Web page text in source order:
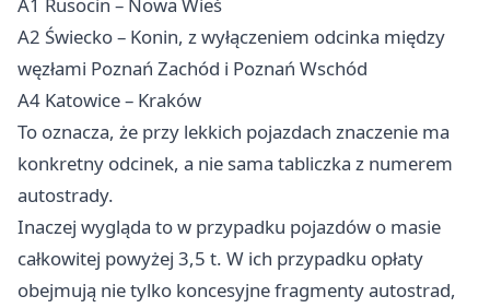
A1 Rusocin – Nowa Wieś
A2 Świecko – Konin, z wyłączeniem odcinka między
węzłami Poznań Zachód i Poznań Wschód
A4 Katowice – Kraków
To oznacza, że przy lekkich pojazdach znaczenie ma
konkretny odcinek, a nie sama tabliczka z numerem
autostrady.
Inaczej wygląda to w przypadku pojazdów o masie
całkowitej powyżej 3,5 t. W ich przypadku opłaty
obejmują nie tylko koncesyjne fragmenty autostrad,